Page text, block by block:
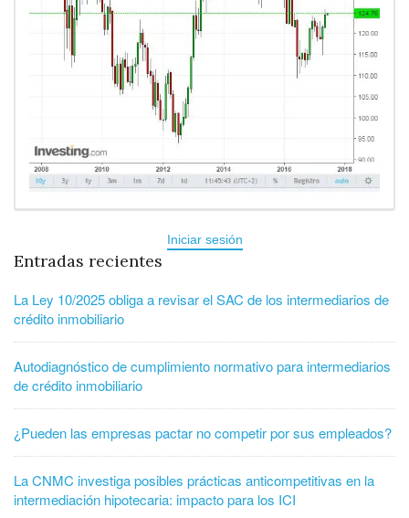
Iniciar sesión
Entradas recientes
La Ley 10/2025 obliga a revisar el SAC de los intermediarios de
crédito inmobiliario
Autodiagnóstico de cumplimiento normativo para intermediarios
de crédito inmobiliario
¿Pueden las empresas pactar no competir por sus empleados?
La CNMC investiga posibles prácticas anticompetitivas en la
intermediación hipotecaria: impacto para los ICI